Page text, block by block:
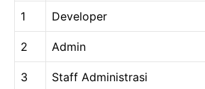
1 Developer
2 Admin
3 Staff Administrasi